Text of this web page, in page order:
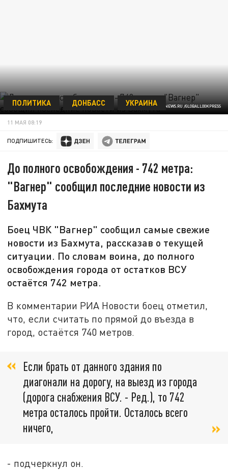
© TSITSAGI NIKITA/NEWS.RU /GLOBALLOOKPRESS
ПОЛИТИКА ДОНБАСС УКРАИНА
11 МАЯ 08:19
ПОДПИШИТЕСЬ:
До полного освобождения - 742 метра:
"Вагнер" сообщил последние новости из
Бахмута
Боец ЧВК "Вагнер" сообщил самые свежие
новости из Бахмута, рассказав о текущей
ситуации. По словам воина, до полного
освобождения города от остатков ВСУ
остаётся 742 метра.
В комментарии РИА Новости боец отметил,
что, если считать по прямой до въезда в
город, остаётся 740 метров.
Если брать от данного здания по
диагонали на дорогу, на выезд из города
(дорога снабжения ВСУ. - Ред.), то 742
метра осталось пройти. Осталось всего
ничего,
- подчеркнул он.